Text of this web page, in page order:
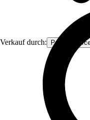
Verkauf durch: